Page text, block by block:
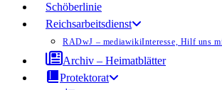
Schöberlinie
Reichsarbeitsdienst
RADwJ – mediawikiInteresse, Hilf uns
Archiv – Heimatblätter
Protektorat